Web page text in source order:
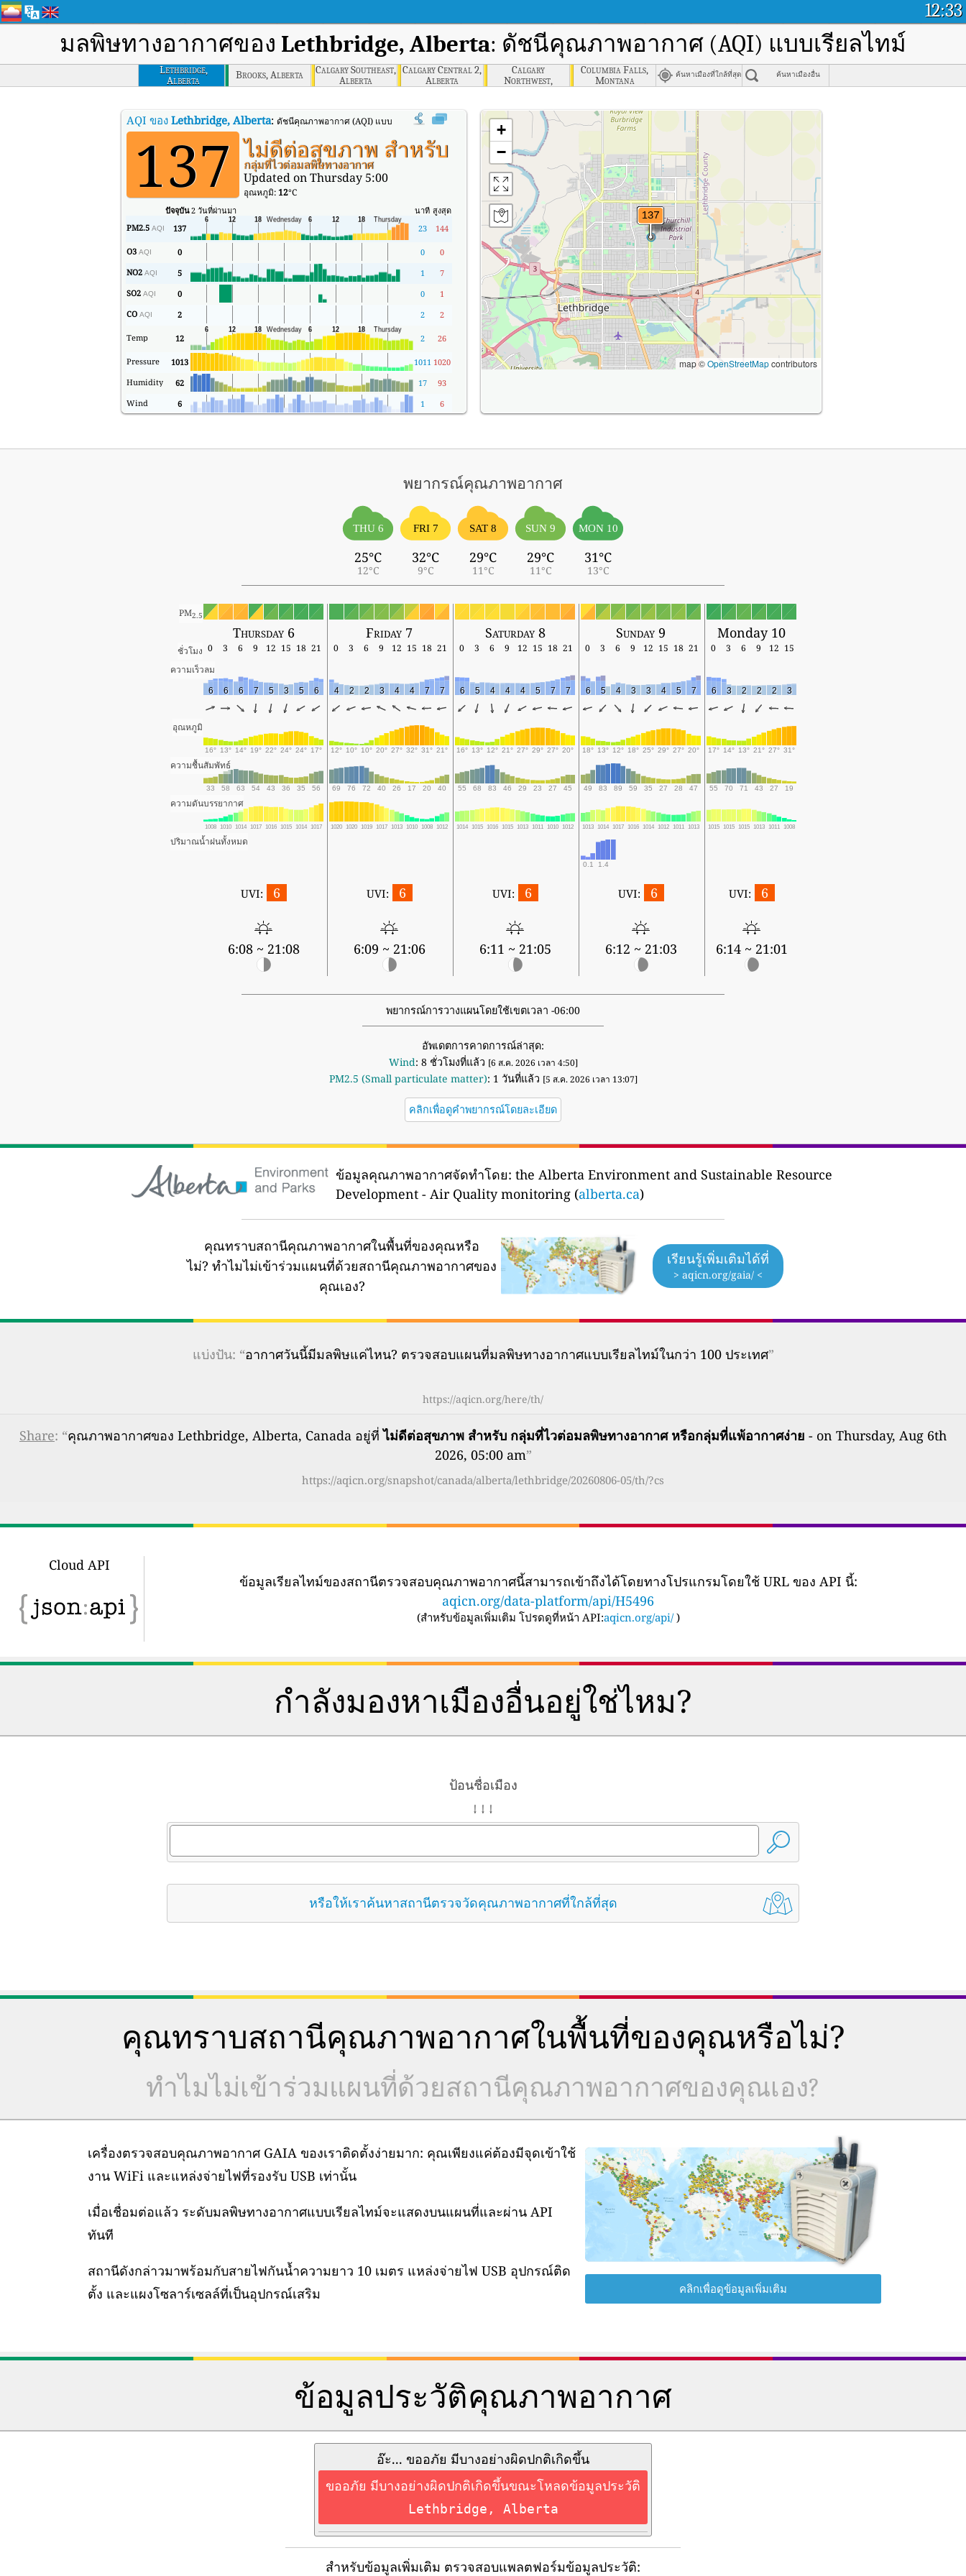
12:33
มลพิษทางอากาศของ Lethbridge, Alberta: ดัชนีคุณภาพอากาศ (AQI) แบบเรียลไทม์
Lethbridge,
Alberta
Brooks, Alberta
Calgary Southeast,
Alberta
Calgary Central 2,
Alberta
Calgary
Northwest,
Alberta
Columbia Falls,
Montana
ค้นหาเมืองที่ใกล้ที่สุด ค้นหาเมืองอื่น
AQI ของ Lethbridge, Alberta: ดัชนีคุณภาพอากาศ (AQI) แบบเรียลไทม์ของ Lethbridge, Alberta
137 ไม่ดีต่อสุขภาพ สำหรับ
กลุ่มที่ไวต่อมลพิษทางอากาศ
Updated on Thursday 5:00
อุณหภูมิ: 12°C
ปัจจุบัน2 วันที่ผ่านมา นาที สูงสุด
PM2.5 AQI 137 23 144
O3 AQI 0 0
0
NO2 AQI 5 1
7
SO2 AQI 0 0
1
CO AQI 2 2 2
Temp 12 2 26
Pressure 1013 1011 1020
Humidity
62 17
93
Wind
6 1 6
+
−
map ©OpenStreetMapcontributors
พยากรณ์คุณภาพอากาศ
THU 6
25°C
12°C
FRI 7
32°C
9°C
SAT 8
29°C
11°C
SUN 9
29°C
11°C
MON 10
31°C
13°C
PM2.5
Thursday 6 Friday 7 Saturday 8 Sunday 9 Monday 10
ชั่วโมง 0 3 6 9 12 15 18 21 0 3 6 9 12 15 18 21 0 3 6 9 12 15 18 21 0 3 6 9 12 15 18 21 0 3 6 9 12 15
ความเร็วลม
6 6 6 7 5 3 5 6 4 2 2 3 4 4 7 7 6 5 4 4 4 5 7 7 6 5 4 3 3 4 5 7 6 3 2 2 2 3
อุณหภูมิ
16° 13° 14° 19° 22° 24° 24° 17° 12° 10° 10° 20° 27° 32° 31° 21° 16° 13° 12° 21° 27° 29° 27° 20° 18° 13° 12° 18° 25° 29° 27° 20° 17° 14° 13° 21° 27° 31°
ความชื้นสัมพัทธ์
33 58 63 54 43 36 35 56 69 76 72 40 26 17 20 40 55 68 83 46 29 23 27 45 49 83 89 59 35 27 28 47 55 70 71 43 27 19
ความดันบรรยากาศ
1008 1010 1014 1017 1016 1015 1014 1017 1020 1020 1019 1017 1013 1010 1008 1012 1014 1015 1016 1015 1013 1011 1010 1012 1013 1014 1017 1016 1014 1012 1011 1013 1015 1015 1015 1013 1011 1008
ปริมาณน้ำฝนทั้งหมด
0.1 1.4
UVI: 6
6:08 ~ 21:08
UVI: 6
6:09 ~ 21:06
UVI: 6
6:11 ~ 21:05
UVI: 6
6:12 ~ 21:03
UVI: 6
6:14 ~ 21:01
พยากรณ์การวางแผนโดยใช้เขตเวลา -06:00
อัพเดตการคาดการณ์ล่าสุด:
Wind: 8 ชั่วโมงที่แล้ว [6 ส.ค. 2026 เวลา 4:50]
PM2.5 (Small particulate matter): 1 วันที่แล้ว [5 ส.ค. 2026 เวลา 13:07]
คลิกเพื่อดูคำพยากรณ์โดยละเอียด
ข้อมูลคุณภาพอากาศจัดทำโดย: the Alberta Environment and Sustainable Resource
Development - Air Quality monitoring (alberta.ca)
คุณทราบสถานีคุณภาพอากาศในพื้นที่ของคุณหรือ
ไม่? ทำไมไม่เข้าร่วมแผนที่ด้วยสถานีคุณภาพอากาศของ
คุณเอง?
เรียนรู้เพิ่มเติมได้ที่
> aqicn.org/gaia/ <
แบ่งปัน: “อากาศวันนี้มีมลพิษแค่ไหน? ตรวจสอบแผนที่มลพิษทางอากาศแบบเรียลไทม์ในกว่า 100 ประเทศ”
https://aqicn.org/here/th/
Share: “คุณภาพอากาศของ Lethbridge, Alberta, Canada อยู่ที่ไม่ดีต่อสุขภาพ สำหรับ กลุ่มที่ไวต่อมลพิษทางอากาศ หรือกลุ่มที่แพ้อากาศง่าย - on Thursday, Aug 6th
2026, 05:00 am”
https://aqicn.org/snapshot/canada/alberta/lethbridge/20260806-05/th/?cs
Cloud API
ข้อมูลเรียลไทม์ของสถานีตรวจสอบคุณภาพอากาศนี้สามารถเข้าถึงได้โดยทางโปรแกรมโดยใช้ URL ของ API นี้:
aqicn.org/data-platform/api/H5496
(สำหรับข้อมูลเพิ่มเติม โปรดดูที่หน้า API:aqicn.org/api/ )
กำลังมองหาเมืองอื่นอยู่ใช่ไหม?
ป้อนชื่อเมือง
↓ ↓ ↓
หรือให้เราค้นหาสถานีตรวจวัดคุณภาพอากาศที่ใกล้ที่สุด
คุณทราบสถานีคุณภาพอากาศในพื้นที่ของคุณหรือไม่?
ทำไมไม่เข้าร่วมแผนที่ด้วยสถานีคุณภาพอากาศของคุณเอง?
เครื่องตรวจสอบคุณภาพอากาศ GAIA ของเราติดตั้งง่ายมาก: คุณเพียงแค่ต้องมีจุดเข้าใช้
งาน WiFi และแหล่งจ่ายไฟที่รองรับ USB เท่านั้น
เมื่อเชื่อมต่อแล้ว ระดับมลพิษทางอากาศแบบเรียลไทม์จะแสดงบนแผนที่และผ่าน API
ทันที
สถานีดังกล่าวมาพร้อมกับสายไฟกันน้ำความยาว 10 เมตร แหล่งจ่ายไฟ USB อุปกรณ์ติด
ตั้ง และแผงโซลาร์เซลล์ที่เป็นอุปกรณ์เสริม
คลิกเพื่อดูข้อมูลเพิ่มเติม
ข้อมูลประวัติคุณภาพอากาศ
อ๊ะ... ขออภัย มีบางอย่างผิดปกติเกิดขึ้น
ขออภัย มีบางอย่างผิดปกติเกิดขึ้นขณะโหลดข้อมูลประวัติ
Lethbridge, Alberta
สำหรับข้อมูลเพิ่มเติม ตรวจสอบแพลตฟอร์มข้อมูลประวัติ: